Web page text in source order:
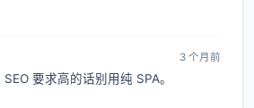
3 个月前
SEO 要求高的话别用纯 SPA。